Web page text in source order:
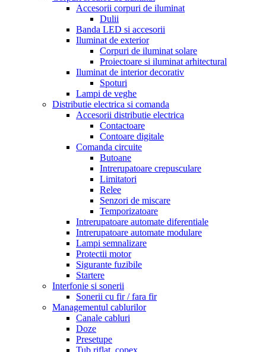
Accesorii corpuri de iluminat
Dulii
Banda LED si accesorii
Iluminat de exterior
Corpuri de iluminat solare
Proiectoare si iluminat arhitectural
Iluminat de interior decorativ
Spoturi
Lampi de veghe
Distributie electrica si comanda
Accesorii distributie electrica
Contactoare
Contoare digitale
Comanda circuite
Butoane
Intrerupatoare crepusculare
Limitatori
Relee
Senzori de miscare
Temporizatoare
Intrerupatoare automate diferentiale
Intrerupatoare automate modulare
Lampi semnalizare
Protectii motor
Sigurante fuzibile
Startere
Interfonie si sonerii
Sonerii cu fir / fara fir
Managementul cablurilor
Canale cabluri
Doze
Presetupe
Tub riflat, copex